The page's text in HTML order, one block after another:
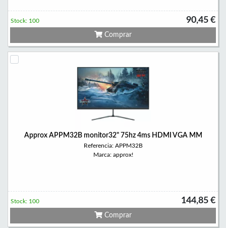
90,45 €
Stock: 100
Comprar
Approx APPM32B monitor32" 75hz 4ms HDMI VGA MM
Referencia: APPM32B
Marca: approx!
144,85 €
Stock: 100
Comprar